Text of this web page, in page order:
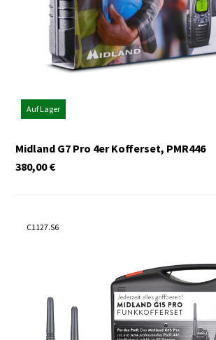
Auf Lager
Midland G7 Pro 4er Kofferset, PMR446
€
380,00
C1127.S6